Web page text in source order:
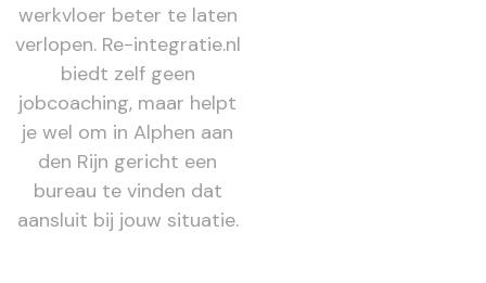
werkvloer beter te laten
verlopen. Re-integratie.nl
biedt zelf geen
jobcoaching, maar helpt
je wel om in Alphen aan
den Rijn gericht een
bureau te vinden dat
aansluit bij jouw situatie.